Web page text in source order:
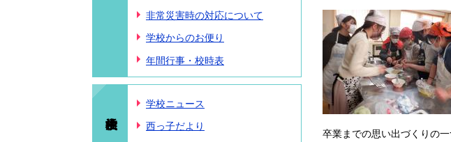
非常災害時の対応について
学校からのお便り
年間行事・校時表
学校ニュース
西っ子だより
卒業までの思い出づくりの